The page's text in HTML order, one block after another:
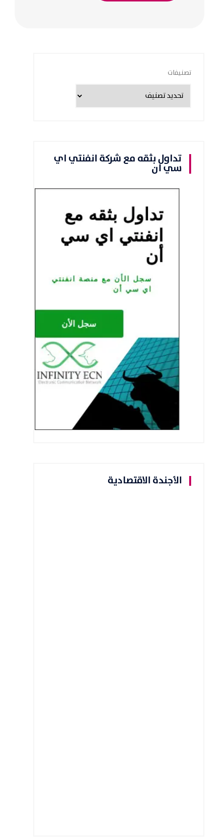
تصنيفات
تداول بثقه مع شركة انفنتي اي
سي ان
الأجندة الاقتصادية